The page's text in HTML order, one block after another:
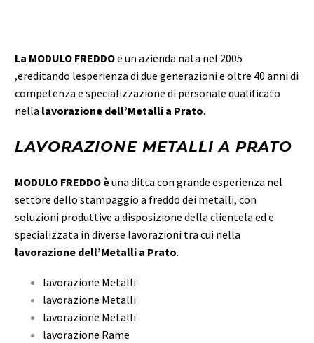
La MODULO FREDDOe un azienda nata nel 2005
,ereditando lesperienza di due generazioni e oltre 40 anni di
competenza e specializzazione di personale qualificato
nella lavorazione dell’Metalli a Prato.
LAVORAZIONE METALLI A PRATO
MODULO FREDDO èuna ditta con grande esperienza nel
settore dello stampaggio a freddo dei metalli, con
soluzioni produttive a disposizione della clientela ed e
specializzata in diverse lavorazioni tra cui nella
lavorazione dell’Metalli a Prato.
lavorazione Metalli
lavorazione Metalli
lavorazione Metalli
lavorazione Rame